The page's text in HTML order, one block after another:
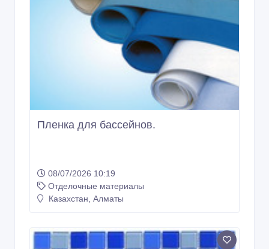
Пленка для бассейнов.
08/07/2026 10:19
Отделочные материалы
Казахстан, Алматы